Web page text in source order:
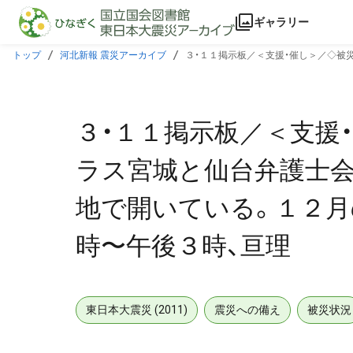
本文に飛ぶ
ギャラリー
トップ 河北新報 震災アーカイブ
３・１１掲示板／＜支援・催し＞／◇
３・１１掲示板／＜支
ラス宮城と仙台弁護士
地で開いている。１２
時〜午後３時、亘理
東日本大震災 (2011) 震災への備え 被災状況